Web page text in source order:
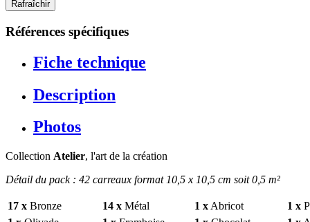
Références spécifiques
Fiche technique
Description
Photos
Collection Atelier, l'art de la création
Détail du pack : 42 carreaux format 10,5 x 10,5 cm soit 0,5 m²
17 x Bronze 14 x Métal 1 x Abricot 1 x